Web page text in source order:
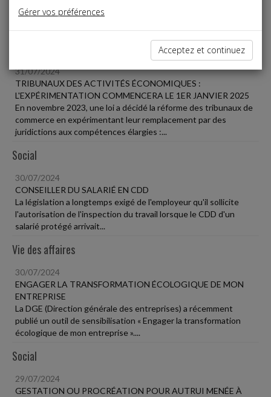
Liste des dernières dépêches
31/07/2024
TRIBUNAUX DES ACTIVITÉS ÉCONOMIQUES :
L'EXPÉRIMENTATION COMMENCERA LE 1ER JANVIER 2025
En novembre 2023, une loi a décidé la réforme des tribunaux de
commerce en expérimentant leur remplacement par des
juridictions aux compétences élargies :...
Social
30/07/2024
CONSEILLER DU SALARIÉ EN CDD
La législation a longtemps exigé de l'employeur qu'il sollicite
l'autorisation de l'inspection du travail lorsque le CDD d'un
salarié protégé arrivait...
Vie des affaires
30/07/2024
ENGAGER LA TRANSFORMATION ÉCOLOGIQUE DE MON
ENTREPRISE
La DGE (Direction générale des entreprises) a récemment
publié un outil de sensibilisation « Engager la transformation
écologique de mon entreprise »....
Social
29/07/2024
GESTATION OU PROCRÉATION POUR AUTRUI MENÉE À
Gérer vos préférences
Acceptez et continuez